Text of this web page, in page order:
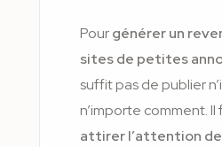
Pourgénérer un
sites de petites
suffit pas de publier
n’importe comment. Il
attirer l’attention